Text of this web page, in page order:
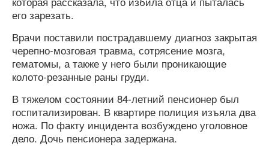
его зарезать.
Врачи поставили пострадавшему диагноз закрытая
черепно-мозговая травма, сотрясение мозга,
гематомы, а также у него были проникающие
колото-резанные раны груди.
В тяжелом состоянии 84-летний пенсионер был
госпитализирован. В квартире полиция изъяла два
ножа. По факту инцидента возбуждено уголовное
дело. Дочь пенсионера задержана.